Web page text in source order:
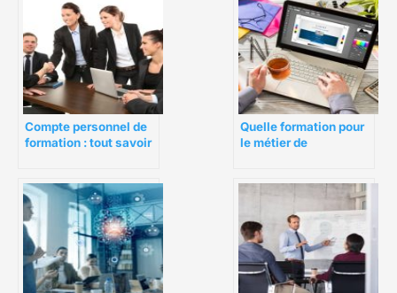
Compte personnel de
formation : tout savoir
Quelle formation pour
le métier de